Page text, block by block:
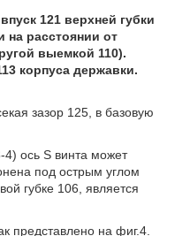
121 верхней губки
на расстоянии от
выемкой 110).
корпуса державки.
зазор 125, в базовую
4) ось S винта может
под острым углом
губке 106, является
представлено на фиг.4.